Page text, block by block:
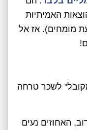
האמיתיות
מומחים). אז אל
לשכר טרחה
האחוזים נעים